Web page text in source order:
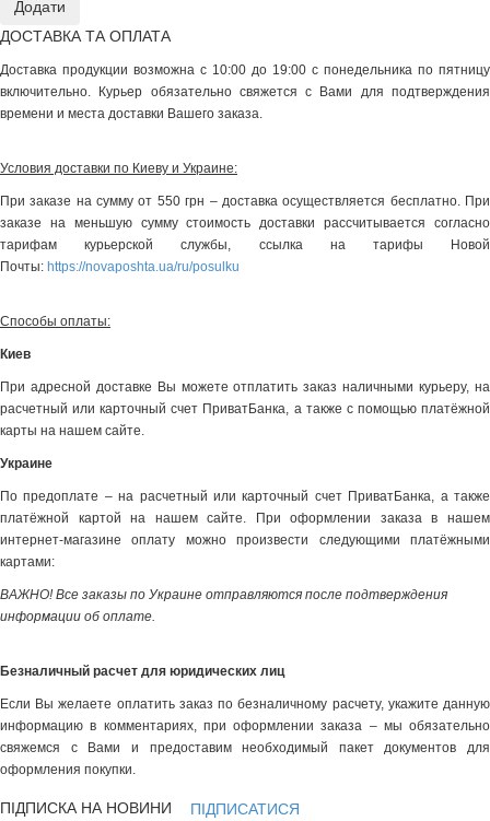
ДОСТАВКА ТА ОПЛАТА
Доставка продукции возможна с 10:00 до 19:00 с понедельника по пятницу
включительно. Курьер обязательно свяжется с Вами для подтверждения
времени и места доставки Вашего заказа.
Условия доставки по Киеву и Украине:
При заказе на сумму от 550 грн – доставка осуществляется бесплатно. При
заказе на меньшую сумму стоимость доставки рассчитывается согласно
тарифам курьерской службы, ссылка на тарифы Новой
Почты: https://novaposhta.ua/ru/posulku
Способы оплаты:
Киев
При адресной доставке Вы можете отплатить заказ наличными курьеру, на
расчетный или карточный счет ПриватБанка, а также с помощью платёжной
карты на нашем сайте.
Украине
По предоплате – на расчетный или карточный счет ПриватБанка, а также
платёжной картой на нашем сайте. При оформлении заказа в нашем
интернет-магазине оплату можно произвести следующими платёжными
картами:
ВАЖНО! Все заказы по Украине отправляются после подтверждения
информации об оплате.
Безналичный расчет для юридических лиц
Если Вы желаете оплатить заказ по безналичному расчету, укажите данную
информацию в комментариях, при оформлении заказа – мы обязательно
свяжемся с Вами и предоставим необходимый пакет документов для
оформления покупки.
ПІДПИСКА НА НОВИНИ ПІДПИСАТИСЯ